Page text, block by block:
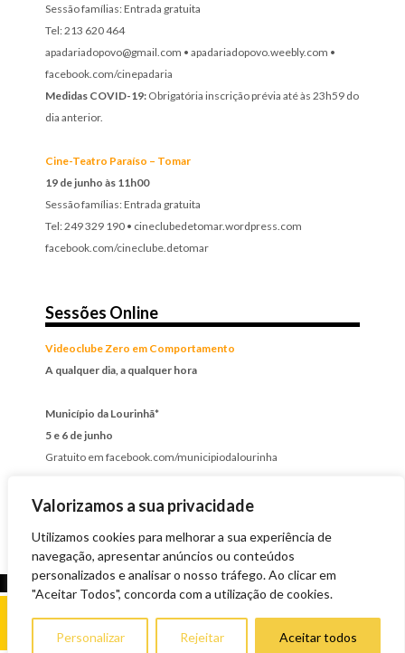
Valorizamos a sua privacidade
Utilizamos cookies para melhorar a sua experiência de
navegação, apresentar anúncios ou conteúdos
personalizados e analisar o nosso tráfego. Ao clicar em
"Aceitar Todos", concorda com a utilização de cookies.
Personalizar Rejeitar Aceitar todos
Sessão famílias: Entrada gratuita
Tel: 213 620 464
apadariadopovo@gmail.com • apadariadopovo.weebly.com •
facebook.com/cinepadaria
Medidas COVID-19: Obrigatória inscrição prévia até às 23h59 do
dia anterior.
Cine-Teatro Paraíso – Tomar
19 de junho às 11h00
Sessão famílias: Entrada gratuita
Tel: 249 329 190 • cineclubedetomar.wordpress.com
facebook.com/cineclube.detomar
Sessões Online
Videoclube Zero em Comportamento
A qualquer dia, a qualquer hora
Município da Lourinhã*
5 e 6 de junho
Gratuito em facebook.com/municipiodalourinha
*transmissão através do videoclube Zero em Comportamento